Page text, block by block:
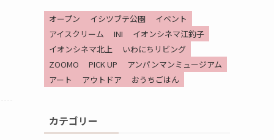
オープン イシツブテ公園
イベント
アイスクリーム
INI
イオンシネマ江釣子
イオンシネマ北上
いわにちリビング
ZOOMO
PICK UP
アンパンマンミュージアム
アート
アウトドア おうちごはん
カテゴリー